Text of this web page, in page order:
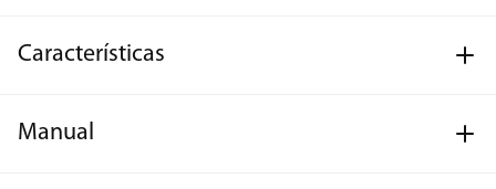
Características
Manual